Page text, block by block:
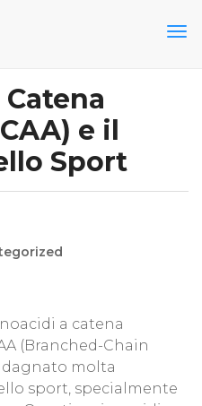
e il
Sport
a catena
(Branched-Chain
molta
sport, specialmente